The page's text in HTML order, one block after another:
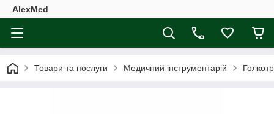
AlexMed
Товари та послуги Медичний інструментарій